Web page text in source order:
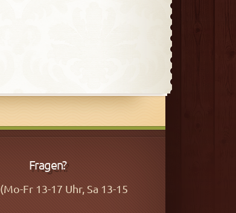
Fragen?
(Mo-Fr 13-17 Uhr, Sa 13-15